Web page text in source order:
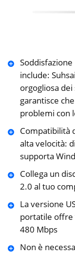
include:
orgogliosa
garantisce
problemi con
Compatibilità
alta velocità:
supporta
Collega un
2.0 al tuo
La versione
portatile offre
480 Mbps
Non è